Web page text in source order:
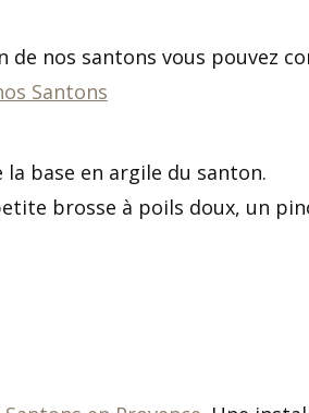
nos santons vous pouvez
Santons
base en argile du santon.
brosse à poils doux, un